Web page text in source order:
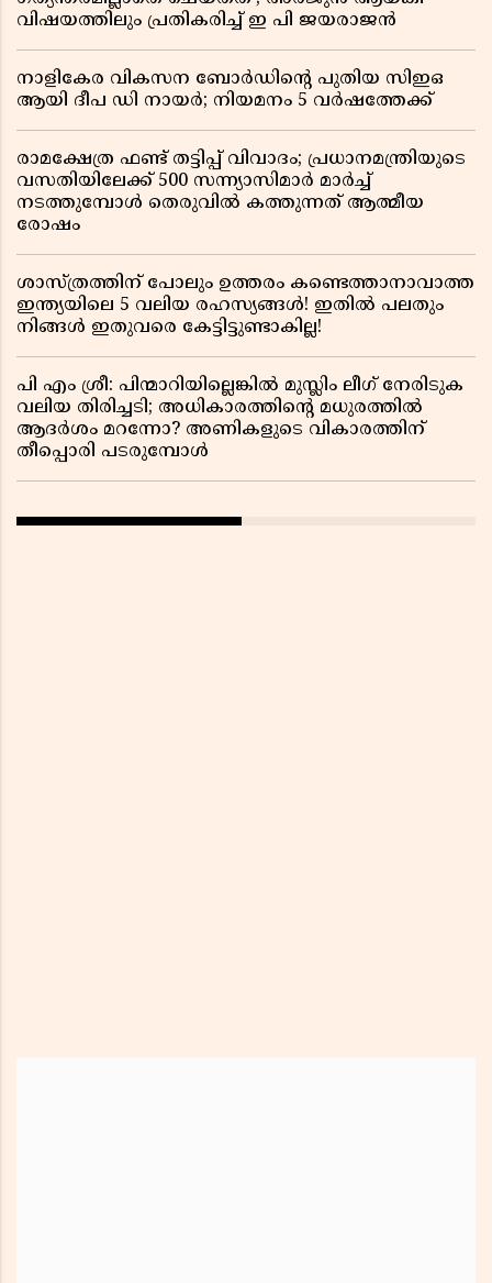
വിഷയത്തിലും പ്രതികരിച്ച് ഇ പി ജയരാജൻ
നാളികേര വികസന ബോർഡിൻ്റെ പുതിയ സിഇഒ
ആയി ദീപ ഡി നായർ; നിയമനം 5 വർഷത്തേക്ക് ​​​​​​​
രാമക്ഷേത്ര ഫണ്ട് തട്ടിപ്പ് വിവാദം; പ്രധാനമന്ത്രിയുടെ
വസതിയിലേക്ക് 500 സന്ന്യാസിമാർ മാർച്ച്
നടത്തുമ്പോൾ തെരുവിൽ കത്തുന്നത് ആത്മീയ
രോഷം
ശാസ്ത്രത്തിന് പോലും ഉത്തരം കണ്ടെത്താനാവാത്ത
ഇന്ത്യയിലെ 5 വലിയ രഹസ്യങ്ങൾ! ഇതിൽ പലതും
നിങ്ങൾ ഇതുവരെ കേട്ടിട്ടുണ്ടാകില്ല!
പി എം ശ്രീ: പിന്മാറിയില്ലെങ്കിൽ മുസ്ലിം ലീഗ് നേരിടുക
വലിയ തിരിച്ചടി; അധികാരത്തിന്റെ മധുരത്തിൽ
ആദർശം മറന്നോ? അണികളുടെ വികാരത്തിന്
തീപ്പൊരി പടരുമ്പോൾ